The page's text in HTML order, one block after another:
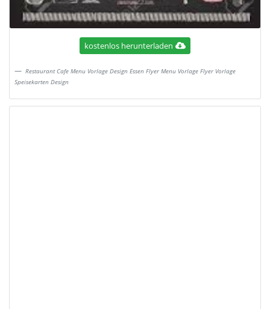
kostenlos herunterladen
Restaurant Cafe Menu Vorlage Design Essen Flyer Menu Vorlage Flyer Vorlage
Speisekarten Design